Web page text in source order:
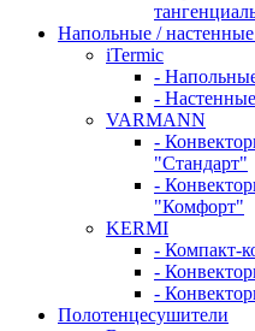
Напольные /
iTermic
-
-
VARMANN
-
"Стандарт"
-
"Комфорт"
KERMI
- Компакт-
-
-
Полотенцесушители